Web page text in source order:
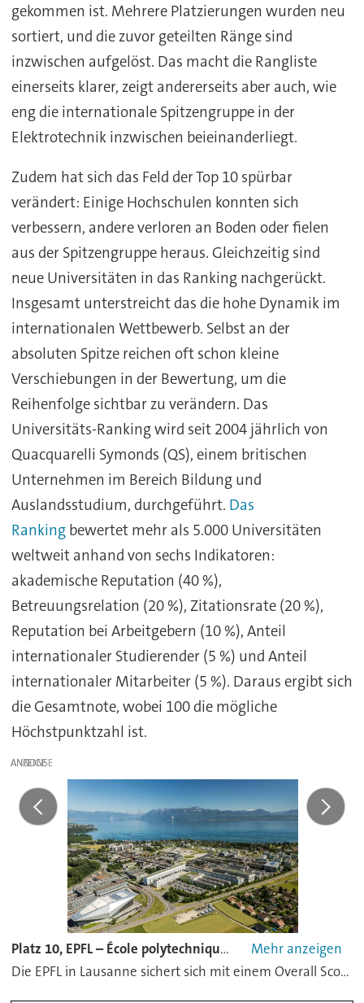
gekommen ist. Mehrere Platzierungen wurden neu
sortiert, und die zuvor geteilten Ränge sind
inzwischen aufgelöst. Das macht die Rangliste
einerseits klarer, zeigt andererseits aber auch, wie
eng die internationale Spitzengruppe in der
Elektrotechnik inzwischen beieinanderliegt.
Zudem hat sich das Feld der Top 10 spürbar
verändert: Einige Hochschulen konnten sich
verbessern, andere verloren an Boden oder fielen
aus der Spitzengruppe heraus. Gleichzeitig sind
neue Universitäten in das Ranking nachgerückt.
Insgesamt unterstreicht das die hohe Dynamik im
internationalen Wettbewerb. Selbst an der
absoluten Spitze reichen oft schon kleine
Verschiebungen in der Bewertung, um die
Reihenfolge sichtbar zu verändern. Das
Universitäts-Ranking wird seit 2004 jährlich von
Quacquarelli Symonds (QS), einem britischen
Unternehmen im Bereich Bildung und
Auslandsstudium, durchgeführt. Das
Rankingbewertet mehr als 5.000 Universitäten
weltweit anhand von sechs Indikatoren:
akademische Reputation (40 %),
Betreuungsrelation (20 %), Zitationsrate (20 %),
Reputation bei Arbeitgebern (10 %), Anteil
internationaler Studierender (5 %) und Anteil
internationaler Mitarbeiter (5 %). Daraus ergibt sich
die Gesamtnote, wobei 100 die mögliche
Höchstpunktzahl ist.
ANZEIGE
Platz 10, EPFL – École polytechnique fédérale de Lausanne
Die EPFL in Lausanne sichert sich mit einem Overall Score von 88,6 den zehnten Platz und gehört damit neu zur Spitzengruppe des Rankings. Die Hochschule ist besonders stark in Mikroelektronik, Photonik, Robotik und interdisziplinärer Systemforschung aufgestellt. Gleichzeitig profitiert sie von ihrer hohen Internationalität und einer ausgeprägten Nähe zu technologieorientierter Innovation.